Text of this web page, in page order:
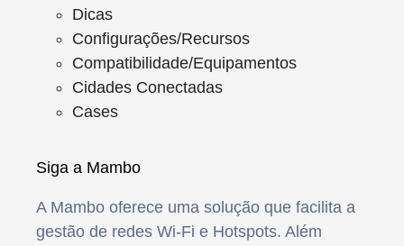
Dicas
Configurações/Recursos
Compatibilidade/Equipamentos
Cidades Conectadas
Cases
Siga a Mambo
A Mambo oferece uma solução que facilita a
gestão de redes Wi-Fi e Hotspots. Além